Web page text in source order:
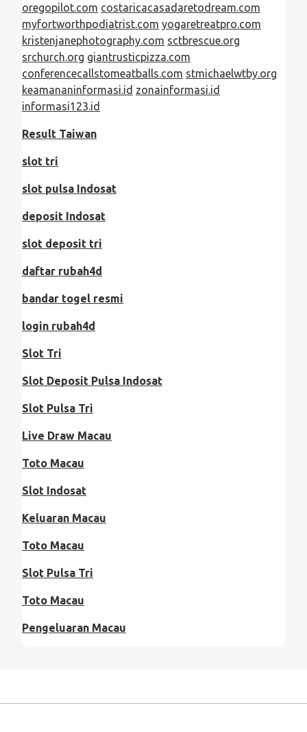
oregopilot.com costaricacasadaretodream.com
myfortworthpodiatrist.com yogaretreatpro.com
kristenjanephotography.com sctbrescue.org
srchurch.org giantrusticpizza.com
conferencecallstomeatballs.com stmichaelwtby.org
keamananinformasi.id zonainformasi.id
informasi123.id
Result Taiwan
slot tri
slot pulsa Indosat
deposit Indosat
slot deposit tri
daftar rubah4d
bandar togel resmi
login rubah4d
Slot Tri
Slot Deposit Pulsa Indosat
Slot Pulsa Tri
Live Draw Macau
Toto Macau
Slot Indosat
Keluaran Macau
Toto Macau
Slot Pulsa Tri
Toto Macau
Pengeluaran Macau